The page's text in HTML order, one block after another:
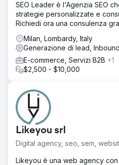
SEO Leader è l'Agenzia SEO
strategie personalizzate e
Richiedi ora una consulenza
Milan, Lombardy, Italy
Generazione di lead,
E-commerce, Servizi B2B +1
$2,500 - $10,000
Likeyou srl
Digital agency, seo, sem,
Likeyou è una web agency